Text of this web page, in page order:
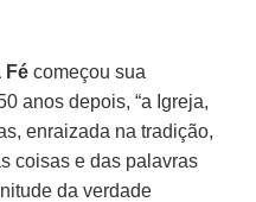
Fé começou sua
anos depois, “a Igreja,
enraizada na tradição,
coisas e das palavras
da verdade